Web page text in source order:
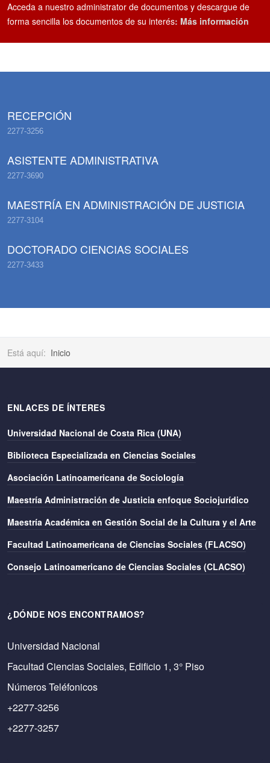
Acceda a nuestro administrator de documentos y descargue de
forma sencilla los documentos de su interés: Más información
RECEPCIÓN
2277-3256
ASISTENTE ADMINISTRATIVA
2277-3690
MAESTRÍA EN ADMINISTRACIÓN DE JUSTICIA
2277-3104
DOCTORADO CIENCIAS SOCIALES
2277-3433
Está aquí: Inicio
ENLACES DE ÍNTERES
Universidad Nacional de Costa Rica (UNA)
Biblioteca Especializada en Ciencias Sociales
Asociación Latinoamericana de Sociología
Maestría Administración de Justicia enfoque Sociojurídico
Maestría Académica en Gestión Social de la Cultura y el Arte
Facultad Latinoamericana de Ciencias Sociales (FLACSO)
Consejo Latinoamericano de Ciencias Sociales (CLACSO)
¿DÓNDE NOS ENCONTRAMOS?
Universidad Nacional
Facultad Ciencias Sociales, Edificio 1, 3° Piso
Números Teléfonicos
+2277-3256
+2277-3257